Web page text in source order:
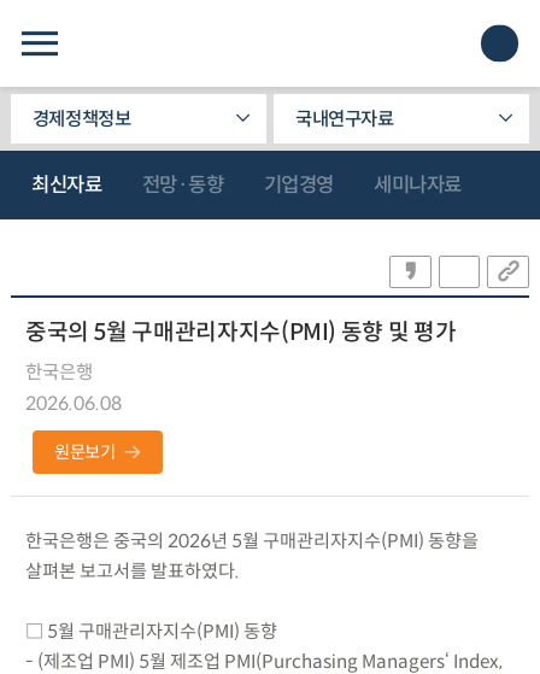
경제정책정보 국내연구자료
최신자료 전망·동향 기업경영 세미나자료
중국의 5월 구매관리자지수(PMI) 동향 및 평가
한국은행
2026.06.08
원문보기
한국은행은 중국의 2026년 5월 구매관리자지수(PMI) 동향을
살펴본 보고서를 발표하였다.
□ 5월 구매관리자지수(PMI) 동향
- (제조업 PMI) 5월 제조업 PMI(Purchasing Managers‘ Index,